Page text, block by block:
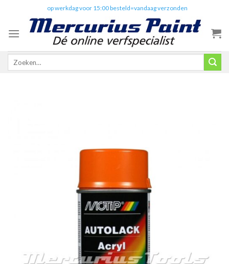
content
op werkdag voor 15:00 besteld=vandaag verzonden
Zoeken